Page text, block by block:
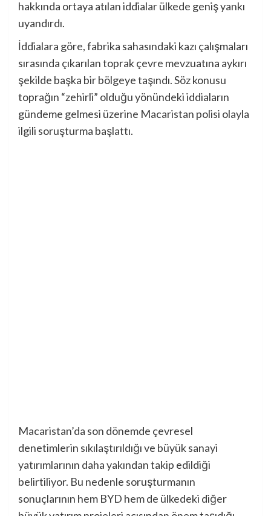
hakkında ortaya atılan iddialar ülkede geniş yankı
uyandırdı.
İddialara göre, fabrika sahasındaki kazı çalışmaları
sırasında çıkarılan toprak çevre mevzuatına aykırı
şekilde başka bir bölgeye taşındı. Söz konusu
toprağın “zehirli” olduğu yönündeki iddiaların
gündeme gelmesi üzerine Macaristan polisi olayla
ilgili soruşturma başlattı.
Macaristan’da son dönemde çevresel
denetimlerin sıkılaştırıldığı ve büyük sanayi
yatırımlarının daha yakından takip edildiği
belirtiliyor. Bu nedenle soruşturmanın
sonuçlarının hem BYD hem de ülkedeki diğer